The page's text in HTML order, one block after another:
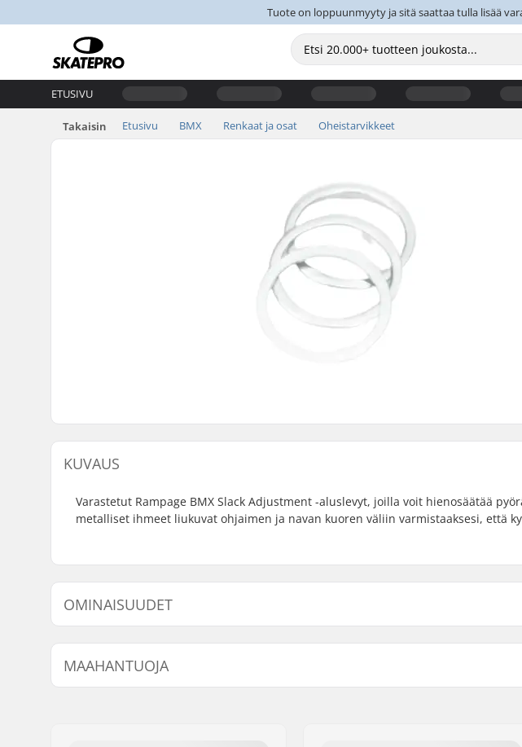
Tuote on loppuunmyyty ja sitä saattaa tulla lisää
ETUSIVU
Takaisin Etusivu BMX Renkaat ja osat Oheistarvikkeet
KUVAUS
Varastetut Rampage BMX Slack Adjustment -aluslevyt, joilla voit hienosäätää
metalliset ihmeet liukuvat ohjaimen ja navan kuoren väliin varmistaaksesi, että
OMINAISUUDET
BMX-tyyppi:
Freestyle BMX
Napa:
MAAHANTUOJA